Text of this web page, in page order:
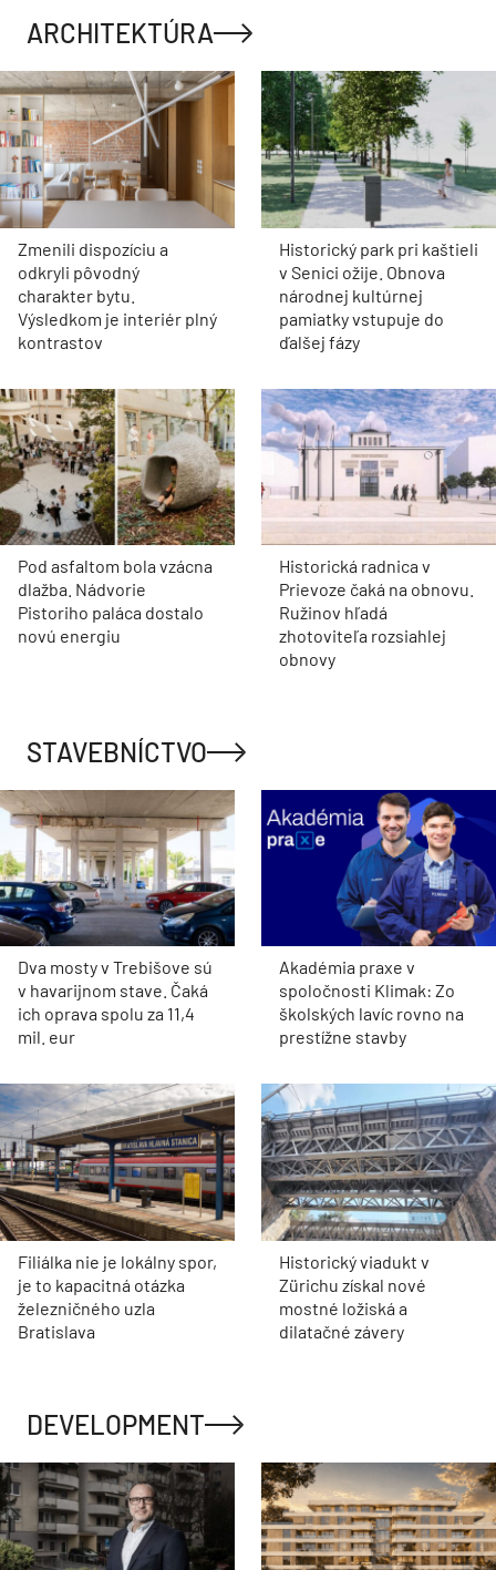
ARCHITEKTÚRA
Zmenili dispozíciu a
odkryli pôvodný
charakter bytu.
Výsledkom je interiér plný
kontrastov
Historický park pri kaštieli
v Senici ožije. Obnova
národnej kultúrnej
pamiatky vstupuje do
ďalšej fázy
Pod asfaltom bola vzácna
dlažba. Nádvorie
Pistoriho paláca dostalo
novú energiu
Historická radnica v
Prievoze čaká na obnovu.
Ružinov hľadá
zhotoviteľa rozsiahlej
obnovy
STAVEBNÍCTVO
Dva mosty v Trebišove sú
v havarijnom stave. Čaká
ich oprava spolu za 11,4
mil. eur
Akadémia praxe v
spoločnosti Klimak: Zo
školských lavíc rovno na
prestížne stavby
Filiálka nie je lokálny spor,
je to kapacitná otázka
železničného uzla
Bratislava
Historický viadukt v
Zürichu získal nové
mostné ložiská a
dilatačné závery
DEVELOPMENT